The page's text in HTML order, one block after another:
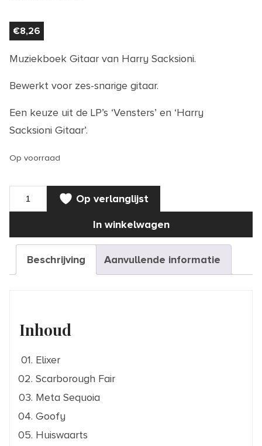
€8,26
Muziekboek Gitaar van Harry Sacksioni.
Bewerkt voor zes-snarige gitaar.
Een keuze uit de LP’s ‘Vensters’ en ‘Harry
Sacksioni Gitaar’.
Op voorraad
MUZIEKBOEK
Gitaar
aantal
In winkelwagen
Op verlanglijst
Beschrijving Aanvullende informatie
Inhoud
Elixer
Scarborough Fair
Meta Sequoia
Goofy
Huiswaarts